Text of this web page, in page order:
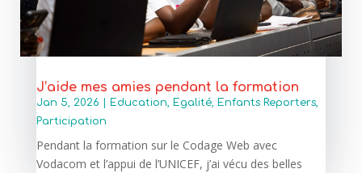
J’aide mes amies pendant la formation
Jan 5, 2026 Education, Egalité, Enfants Reporters,
Participation
Pendant la formation sur le Codage Web avec
Vodacom et l’appui de l’UNICEF, j’ai vécu des belles